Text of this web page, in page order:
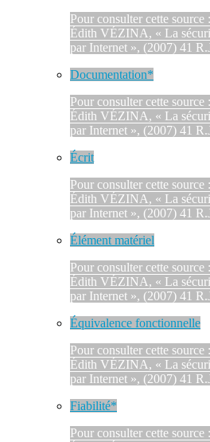
Pour consulter cette
Édith VÉZINA, « La
par Internet », (2007) 41
Documentation*
Pour consulter cette
Édith VÉZINA, « La
par Internet », (2007) 41
Écrit
Pour consulter cette
Édith VÉZINA, « La
par Internet », (2007) 41
Élément matériel
Pour consulter cette
Édith VÉZINA, « La
par Internet », (2007) 41
Équivalence fonctionnelle
Pour consulter cette
Édith VÉZINA, « La
par Internet », (2007) 41
Fiabilité*
Pour consulter cette